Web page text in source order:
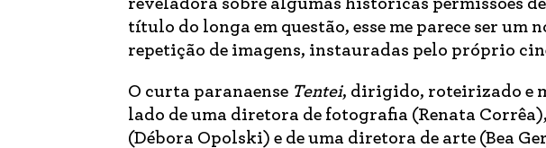
reveladora sobre algumas históricas permissões
título do longa em questão, esse me parece ser um
repetição de imagens, instauradas pelo próprio
O curta paranaense Tentei, dirigido, roteirizado e
lado de uma diretora de fotografia (Renata
(Débora Opolski) e de uma diretora de arte (Bea